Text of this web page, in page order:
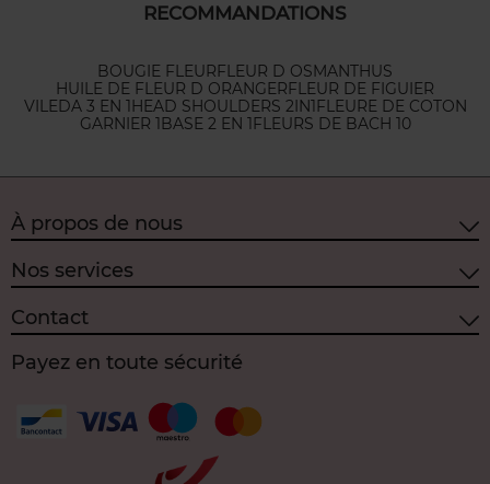
RECOMMANDATIONS
BOUGIE FLEURFLEUR D OSMANTHUS
HUILE DE FLEUR D ORANGERFLEUR DE FIGUIER
VILEDA 3 EN 1HEAD SHOULDERS 2IN1FLEURE DE COTON
GARNIER 1BASE 2 EN 1FLEURS DE BACH 10
À propos de nous
Nos services
Contact
Payez en toute sécurité